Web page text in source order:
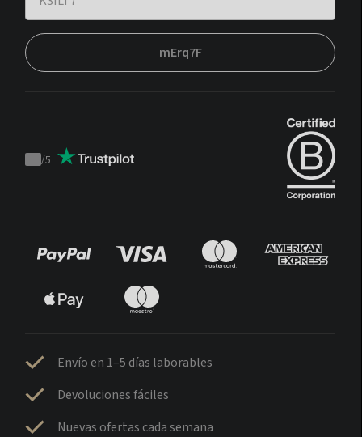
mErq7F
Trustpilot
/5
Envío en 1–5 días laborables
Devoluciones fáciles
Nuevas ofertas cada semana